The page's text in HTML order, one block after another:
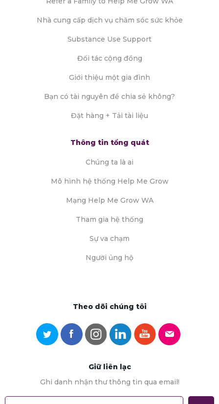
Nhà cung cấp dịch vụ chăm sóc sức khỏe
Substance Use Support
Đối tác cộng đồng
Giới thiệu một gia đình
Bạn có tài nguyên để chia sẻ không?
Đặt hàng + Tải tài liệu
Thông tin tổng quát
Chúng ta là ai
Mô hình hệ thống Help Me Grow
Mạng Help Me Grow WA
Tham gia hệ thống
Sự va chạm
Người ủng hộ
Theo dõi chúng tôi
Giữ liên lạc
Ghi danh nhận thư thông tin qua email!